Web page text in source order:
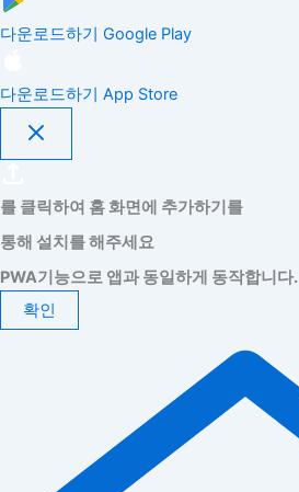
다운로드하기 Google Play
다운로드하기 App Store
를 클릭하여 홈 화면에 추가하기를
통해 설치를 해주세요
PWA기능으로 앱과 동일하게 동작합니다.
확인